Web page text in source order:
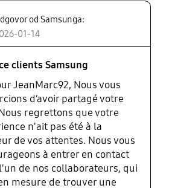
od Samsunga:
01-14
clients Samsung
JeanMarc92, Nous vous
d’avoir partagé votre
regrettons que votre
n'ait pas été à la
de vos attentes. Nous vous
à entrer en contact
de nos collaborateurs, qui
mesure de trouver une